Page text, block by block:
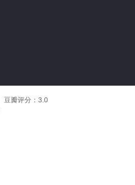
豆瓣评分： 3.0